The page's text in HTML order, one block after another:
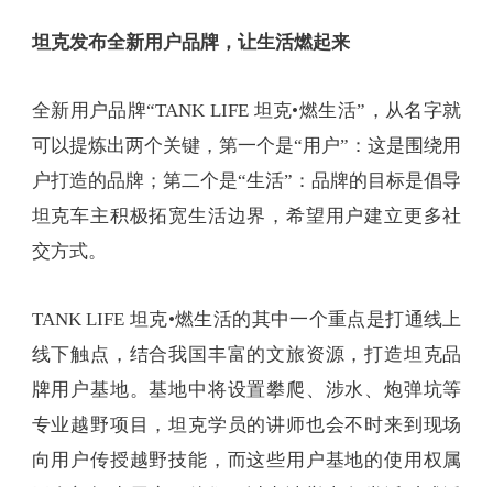
坦克发布全新用户品牌，让生活燃起来
全新用户品牌“TANK LIFE 坦克•燃生活”，从名字就
可以提炼出两个关键，第一个是“用户”：这是围绕用
户打造的品牌；第二个是“生活”：品牌的目标是倡导
坦克车主积极拓宽生活边界，希望用户建立更多社
交方式。
TANK LIFE 坦克•燃生活的其中一个重点是打通线上
线下触点，结合我国丰富的文旅资源，打造坦克品
牌用户基地。基地中将设置攀爬、涉水、炮弹坑等
专业越野项目，坦克学员的讲师也会不时来到现场
向用户传授越野技能，而这些用户基地的使用权属